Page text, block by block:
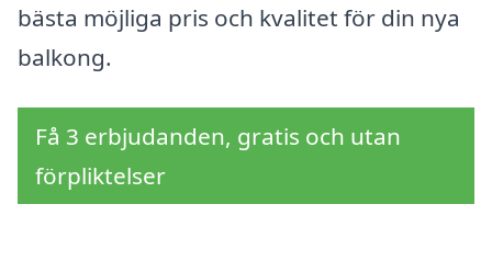
bästa möjliga pris och kvalitet för din nya
balkong.
Få 3 erbjudanden, gratis och utan
förpliktelser